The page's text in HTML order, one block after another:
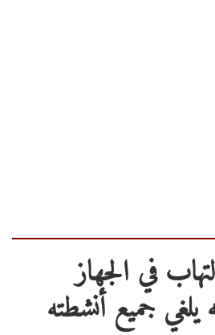
في الجهاز
جميع أنشطته